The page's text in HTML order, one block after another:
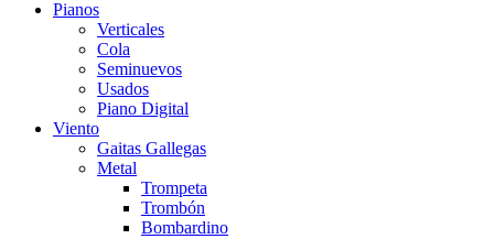
Pianos
Verticales
Cola
Seminuevos
Usados
Piano Digital
Viento
Gaitas Gallegas
Metal
Trompeta
Trombón
Bombardino